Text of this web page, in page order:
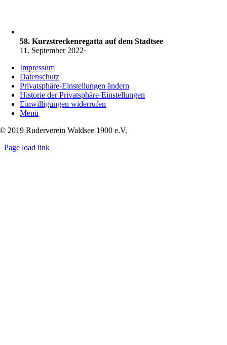
58. Kurzstreckenregatta auf dem Stadtsee
11. September 2022·
Impressum
Datenschutz
Privatsphäre-Einstellungen ändern
Historie der Privatsphäre-Einstellungen
Einwilligungen widerrufen
Menü
© 2019 Ruderverein Waldsee 1900 e.V.
Page load link